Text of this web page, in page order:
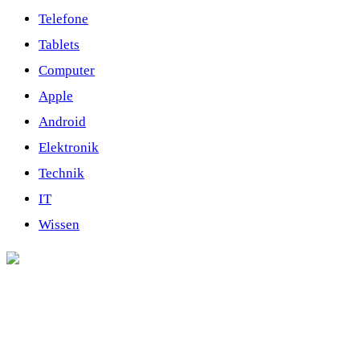
Telefone
Tablets
Computer
Apple
Android
Elektronik
Technik
IT
Wissen